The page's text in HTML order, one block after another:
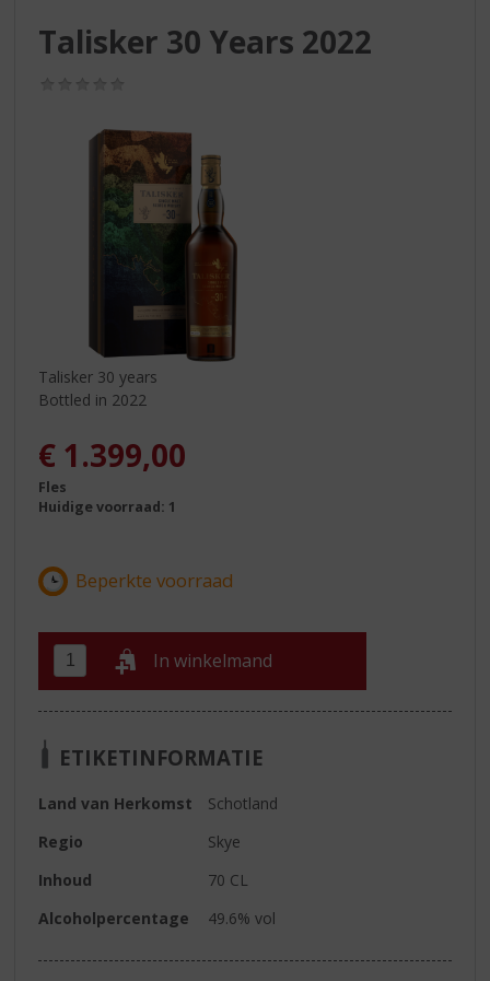
Talisker 30 Years 2022
Talisker 30 years
Bottled in 2022
€ 1.399,00
Fles
Huidige voorraad: 1
In winkelmand
ETIKETINFORMATIE
Land van Herkomst
Schotland
Regio
Skye
Inhoud
70 CL
Alcoholpercentage
49.6% vol